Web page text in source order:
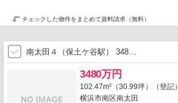
チェックした物件をまとめて資料請求（無料）
南太田４（保土ケ谷駅） 348…
3480万円
102.47m²（30.99坪）（登記）
横浜市南区南太田